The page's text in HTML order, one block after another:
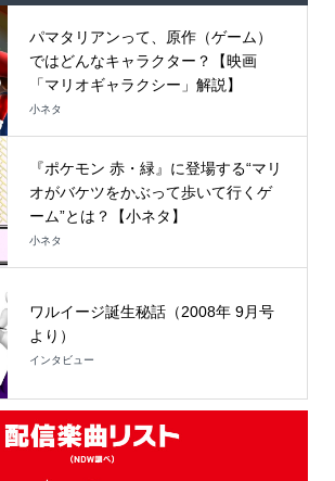
パマタリアンって、原作（ゲーム）
ではどんなキャラクター？【映画
「マリオギャラクシー」解説】
小ネタ
『ポケモン 赤・緑』に登場する“マリ
オがバケツをかぶって歩いて行くゲ
ーム”とは？【小ネタ】
小ネタ
ワルイージ誕生秘話（2008年 9月号
より）
インタビュー